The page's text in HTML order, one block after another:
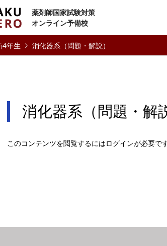
薬剤師国家試験対策
オンライン予備校
4年生
消化器系（問題・解説）
消化器系（問題・解
このコンテンツを閲覧するにはログインが必要で